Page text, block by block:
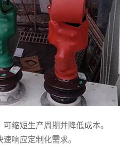
缩短生产周期并降低成本。
响应定制化需求。